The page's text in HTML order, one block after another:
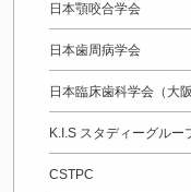
日本顎咬合学会
日本歯周病学会
日本臨床歯科学会（大
K.I.S スタディーグルー
CSTPC